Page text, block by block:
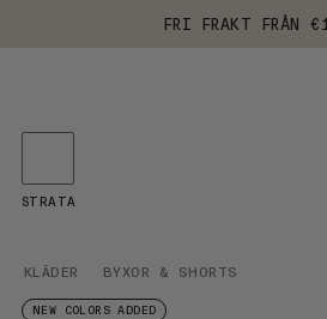
FRI FRAKT FRÅN
KLÄDER BYXOR & SHORTS
NEW COLORS ADDED
STRATA